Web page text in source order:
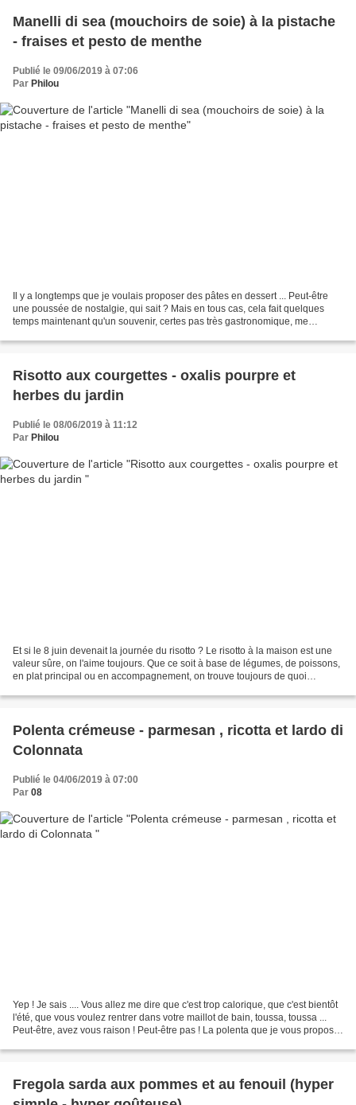
Manelli di sea (mouchoirs de soie) à la pistache
- fraises et pesto de menthe
Publié le 09/06/2019 à 07:06
Par Philou
Il y a longtemps que je voulais proposer des pâtes en dessert ... Peut-être
une poussée de nostalgie, qui sait ? Mais en tous cas, cela fait quelques
temps maintenant qu'un souvenir, certes pas très gastronomique, me
Risotto aux courgettes - oxalis pourpre et
herbes du jardin
Publié le 08/06/2019 à 11:12
Par Philou
Et si le 8 juin devenait la journée du risotto ? Le risotto à la maison est une
valeur sûre, on l'aime toujours. Que ce soit à base de légumes, de poissons,
en plat principal ou en accompagnement, on trouve toujours de quoi
Polenta crémeuse - parmesan , ricotta et lardo di
Colonnata
Publié le 04/06/2019 à 07:00
Par 08
Yep ! Je sais .... Vous allez me dire que c'est trop calorique, que c'est bientôt
l'été, que vous voulez rentrer dans votre maillot de bain, toussa, toussa ...
Peut-être, avez vous raison ! Peut-être pas ! La polenta que je vous propose
Fregola sarda aux pommes et au fenouil (hyper